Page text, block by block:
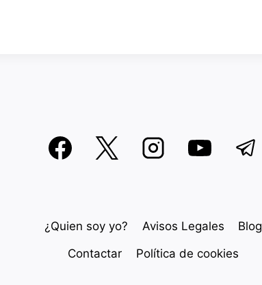
¿Quien soy yo? Avisos Legales Blog
Contactar Política de cookies